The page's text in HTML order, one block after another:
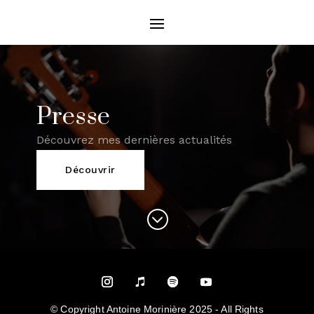
Presse
Découvrez mes dernières actualités
Découvrir
;
© Copyright Antoine Morinière 2025 -All Rights